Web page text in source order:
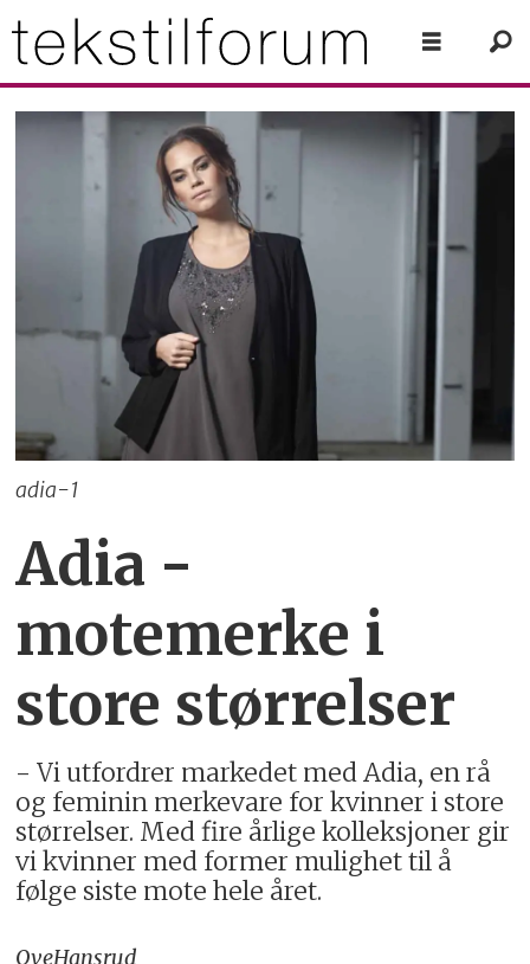
adia-1
Adia -
motemerke i
store størrelser
- Vi utfordrer markedet med Adia, en rå
og feminin merkevare for kvinner i store
størrelser. Med fire årlige kolleksjoner gir
vi kvinner med former mulighet til å
følge siste mote hele året.
OveHansrud